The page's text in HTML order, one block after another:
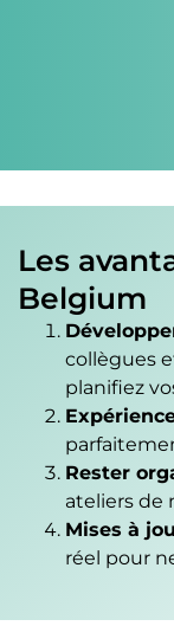
Les
Belgium
collègues
planifiez
Rester
ateliers de
Mises à
réel pour